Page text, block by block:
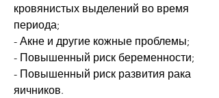
кровянистых выделений во время
периода;
- Акне и другие кожные проблемы;
- Повышенный риск беременности;
- Повышенный риск развития рака
яичников.